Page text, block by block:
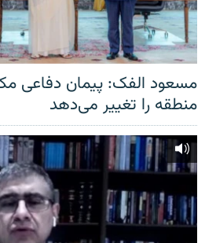
مسعود الفک: پیمان دفاعی
منطقه را تغییر می‌دهد